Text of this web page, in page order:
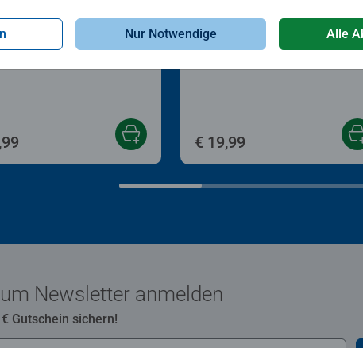
Kinderpuzzle
€ 19,99
Newsletter anmelden
Gutschein sichern!
Nur Notwendige Alle